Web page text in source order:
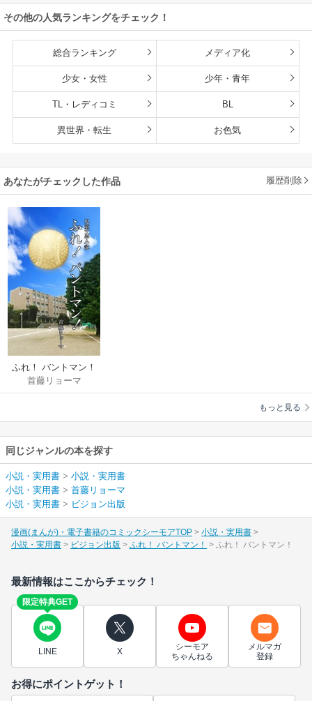
その他の人気ランキングをチェック！
総合ランキング メディア化
少女・女性 少年・青年
TL・レディコミ BL
異世界・転生 お色気
あなたがチェックした作品 履歴削除
ふれ！ バントマン！
首藤リョーマ
もっと見る
同じジャンルの本を探す
小説・実用書 > 小説・実用書
小説・実用書 > 首藤リョーマ
小説・実用書 > ビジョン出版
漫画(まんが)・電子書籍のコミックシーモアTOP
小説・実用書
小説・実用書
ビジョン出版 ふれ！ バントマン！ ふれ！ バントマン！
最新情報はここからチェック！
限定特典GET
LINE X
シーモア
ちゃんねる
メルマガ
登録
お得にポイントゲット！